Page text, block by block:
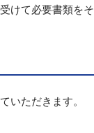
けて必要書類を
いただきます。